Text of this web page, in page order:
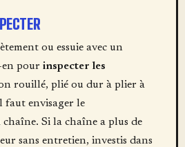
ou essuie avec un
pour inspecter les
rouillé, plié ou dur à plier à
faut envisager le
Si la chaîne a plus de
sans entretien, investis dans